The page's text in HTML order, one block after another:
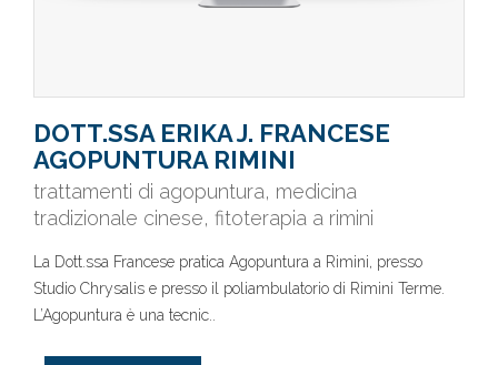
DOTT.SSA ERIKA J. FRANCESE
AGOPUNTURA RIMINI
trattamenti di agopuntura, medicina
tradizionale cinese, fitoterapia a rimini
La Dott.ssa Francese pratica Agopuntura a Rimini, presso
Studio Chrysalis e presso il poliambulatorio di Rimini Terme.
L’Agopuntura è una tecnic..